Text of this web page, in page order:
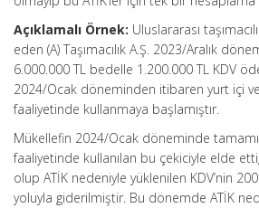
Açıklamalı Örnek: Uluslararası
eden (A) Taşımacılık A.Ş. 2023/Aralık
6.000.000 TL bedelle 1.200.000 TL KDV
2024/Ocak döneminden itibaren yurt içi ve
faaliyetinde kullanmaya başlamıştır.
Mükellefin 2024/Ocak döneminde tamamı
faaliyetinde kullanılan bu çekiciyle elde
olup ATİK nedeniyle yüklenilen KDV’nin
yoluyla giderilmiştir. Bu dönemde ATİK